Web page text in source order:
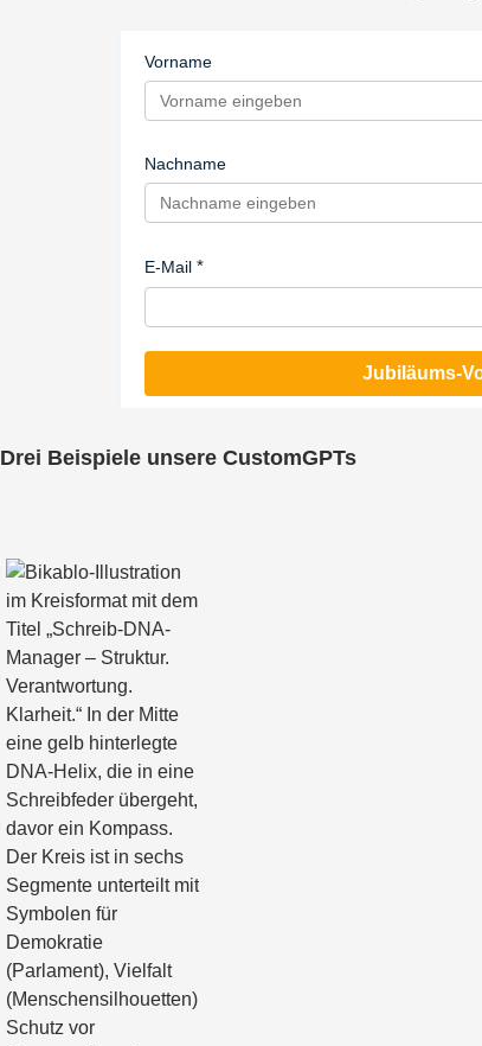
Vorname
Nachname
E-Mail
Jubiläums-
Drei Beispiele unsere CustomGPTs